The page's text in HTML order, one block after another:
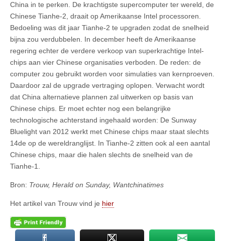
China in te perken. De krachtigste supercomputer ter wereld, de
Chinese Tianhe-2, draait op Amerikaanse Intel processoren.
Bedoeling was dit jaar Tianhe-2 te upgraden zodat de snelheid
bijna zou verdubbelen. In december heeft de Amerikaanse
regering echter de verdere verkoop van superkrachtige Intel-
chips aan vier Chinese organisaties verboden. De reden: de
computer zou gebruikt worden voor simulaties van kernproeven.
Daardoor zal de upgrade vertraging oplopen. Verwacht wordt
dat China alternatieve plannen zal uitwerken op basis van
Chinese chips. Er moet echter nog een belangrijke
technologische achterstand ingehaald worden: De Sunway
Bluelight van 2012 werkt met Chinese chips maar staat slechts
14de op de wereldranglijst. In Tianhe-2 zitten ook al een aantal
Chinese chips, maar die halen slechts de snelheid van de
Tianhe-1.
Bron: Trouw, Herald on Sunday, Wantchinatimes
Het artikel van Trouw vind je hier